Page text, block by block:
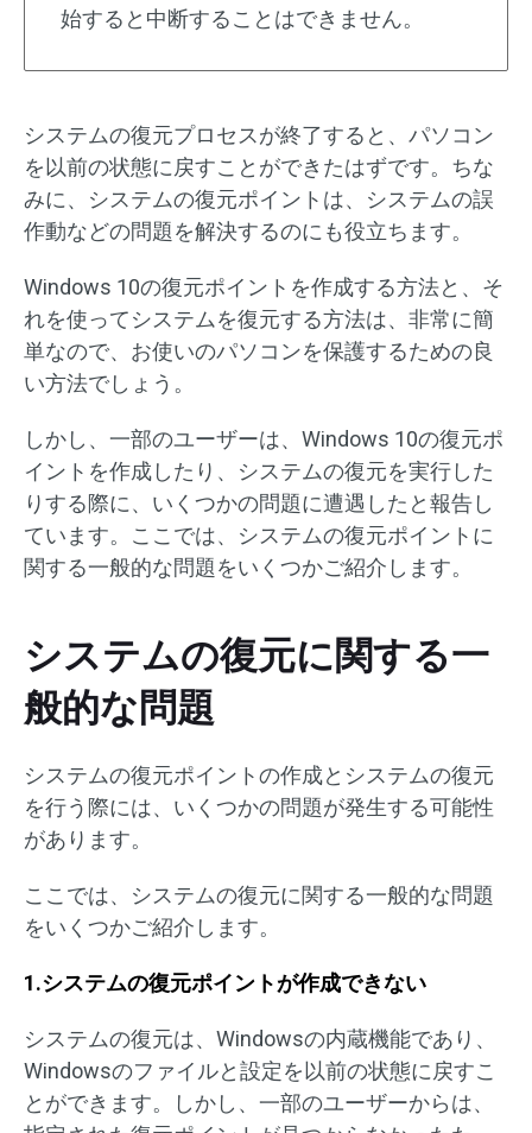
始すると中断することはできません。
システムの復元プロセスが終了すると、パソコン
を以前の状態に戻すことができたはずです。ちな
みに、システムの復元ポイントは、システムの誤
作動などの問題を解決するのにも役立ちます。
Windows 10の復元ポイントを作成する方法と、そ
れを使ってシステムを復元する方法は、非常に簡
単なので、お使いのパソコンを保護するための良
い方法でしょう。
しかし、一部のユーザーは、Windows 10の復元ポ
イントを作成したり、システムの復元を実行した
りする際に、いくつかの問題に遭遇したと報告し
ています。ここでは、システムの復元ポイントに
関する一般的な問題をいくつかご紹介します。
システムの復元に関する一
般的な問題
システムの復元ポイントの作成とシステムの復元
を行う際には、いくつかの問題が発生する可能性
があります。
ここでは、システムの復元に関する一般的な問題
をいくつかご紹介します。
1.システムの復元ポイントが作成できない
システムの復元は、Windowsの内蔵機能であり、
Windowsのファイルと設定を以前の状態に戻すこ
とができます。しかし、一部のユーザーからは、